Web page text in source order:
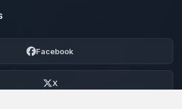
Facebook
X